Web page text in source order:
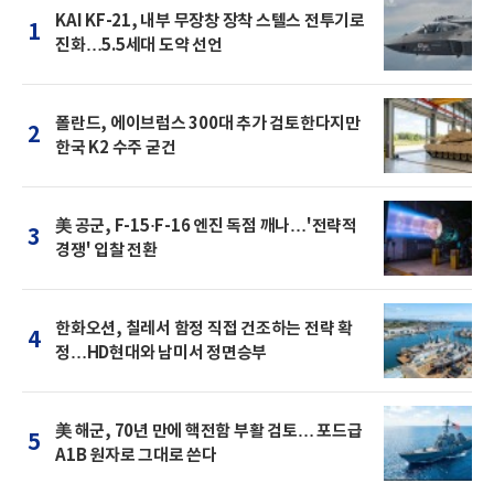
1
KAI KF-21, 내부 무장창 장착 스텔스 전투기로
진화…5.5세대 도약 선언
2
폴란드, 에이브럼스 300대 추가 검토한다지만
한국 K2 수주 굳건
3
美 공군, F-15·F-16 엔진 독점 깨나…'전략적
경쟁' 입찰 전환
4
한화오션, 칠레서 함정 직접 건조하는 전략 확
정…HD현대와 남미서 정면승부
5
美 해군, 70년 만에 핵전함 부활 검토… 포드급
A1B 원자로 그대로 쓴다